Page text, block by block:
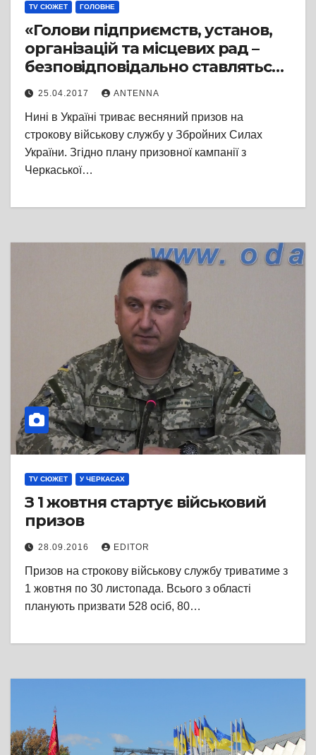
TV СЮЖЕТ ГОЛОВНЕ
«Голови підприємств, установ,
організацій та місцевих рад –
безповідповідально ставляться
до питання призову на строкову
військову службу», – заступник
обласного військового комісара
25.04.2017 ANTENNA
Нині в Україні триває весняний призов на
строкову військову службу у Збройних Силах
України. Згідно плану призовної кампанії з
Черкаської…
TV СЮЖЕТ У ЧЕРКАСАХ
З 1 жовтня стартує військовий
призов
28.09.2016 EDITOR
Призов на строкову військову службу триватиме з
1 жовтня по 30 листопада. Всього з області
планують призвати 528 осіб, 80…